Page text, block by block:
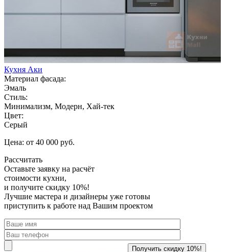
Кухня Аки
Материал фасада:
Эмаль
Стиль:
Минимализм, Модерн, Хай-тек
Цвет:
Серый
Цена: от 40 000 руб.
Рассчитать
Оставьте заявку на расчёт
стоимости кухни,
и получите скидку 10%!
Лучшие мастера и дизайнеры уже готовы
приступить к работе над Вашим проектом